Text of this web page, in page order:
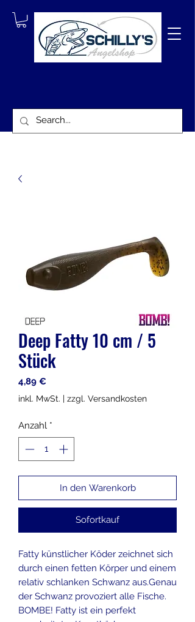
Deep Fatty 10 cm / 5
Stück
4,89 €Preis
inkl. MwSt. | zzgl. Versandkosten
Anzahl *
In den Warenkorb
Sofortkauf
Fatty künstlicher Köder zeichnet sich
durch einen fetten Körper und einem
relativ schlanken Schwanz aus.Genau
der Schwanz provoziert alle Fische.
BOMBE! Fatty ist ein perfekt